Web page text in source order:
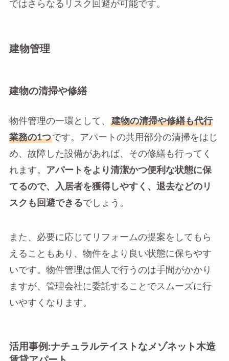
ではさらなるリスク回避が可能です。
建物管理
建物の清掃や修繕
物件管理の一環として、
建物の清掃や修繕も代行
業務の1つです。アパートの共用部分の清掃をはじ
め、故障した設備があれば、その修繕も行ってく
れます。 アパートをより清潔かつ便利な状態に保
てるので、入居者を獲得しやすく、退去などのリ
スクも回避できるでしょう。
また、必要に応じてリフォームの提案をしてもら
えることもあり、物件をより良い状態に保ちやす
いです。物件管理は個人で行うのは手間がかかり
ますが、管理会社に委託することでスムーズに行
いやすくなります。
活用事例:ナチュラルテイストなメゾネット木造